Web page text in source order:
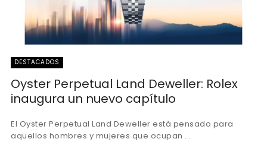
DESTACADOS
Oyster Perpetual Land Deweller: Rolex
inaugura un nuevo capítulo
El Oyster Perpetual Land Deweller está pensado para
aquellos hombres y mujeres que ocupan ...